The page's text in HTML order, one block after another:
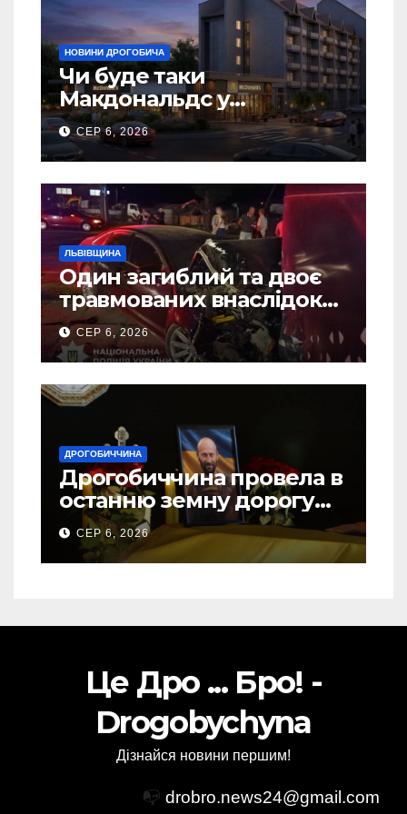
НОВИНИ ДРОГОБИЧА
Чи буде таки
Макдональдс у
Дрогобичі? (Фото)
СЕР 6, 2026
ЛЬВІВЩИНА
Один загиблий та двоє
травмованих внаслідок
ДТП на Самбірщині
СЕР 6, 2026
ДРОГОБИЧЧИНА
Дрогобиччина провела в
останню земну дорогу
свого Захисника – Олега
Торського
СЕР 6, 2026
Це Дро ... Бро! -
Drogobychyna
Дізнайся новини першим!
📭 drobro.news24@gmail.com